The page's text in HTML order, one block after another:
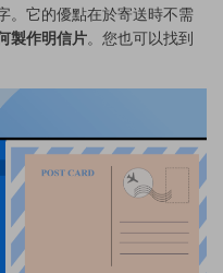
。它的優點在於寄送時不需
製作明信片。您也可以找到